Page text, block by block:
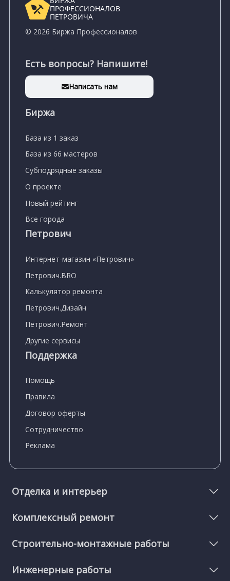
ПРОФЕССИОНАЛОВ
ПЕТРОВИЧА
© 2026 Биржа Профессионалов
Есть вопросы? Напишите!
Написать нам
Биржа
База из 1 заказ
База из 66 мастеров
Субподрядные заказы
О проекте
Новый рейтинг
Все города
Петрович
Интернет-магазин «Петрович»
Петрович.BRO
Калькулятор ремонта
Петрович.Дизайн
Петрович.Ремонт
Другие сервисы
Поддержка
Помощь
Правила
Договор оферты
Сотрудничество
Реклама
Отделка и интерьер
Комплексный ремонт
Строительно-монтажные работы
Инженерные работы